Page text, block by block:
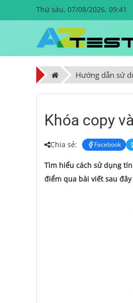
Thứ sáu, 07/08/2026, 09:41
Hướng dẫn sử
Khóa copy
Chia sẻ: Facebook
Tìm hiểu cách sử dụng
điểm qua bài viết sau